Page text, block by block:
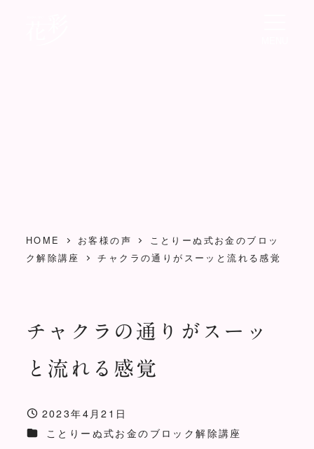
HOME お客様の声
ことりーぬ式お金のブロッ
ク解除講座
チャクラの通りがスーッと流れる感覚
チャクラの通りがスーッ
と流れる感覚
投稿日
2023年4月21日
お客様の声カテゴリー
ことりーぬ式お金のブロック解除講座